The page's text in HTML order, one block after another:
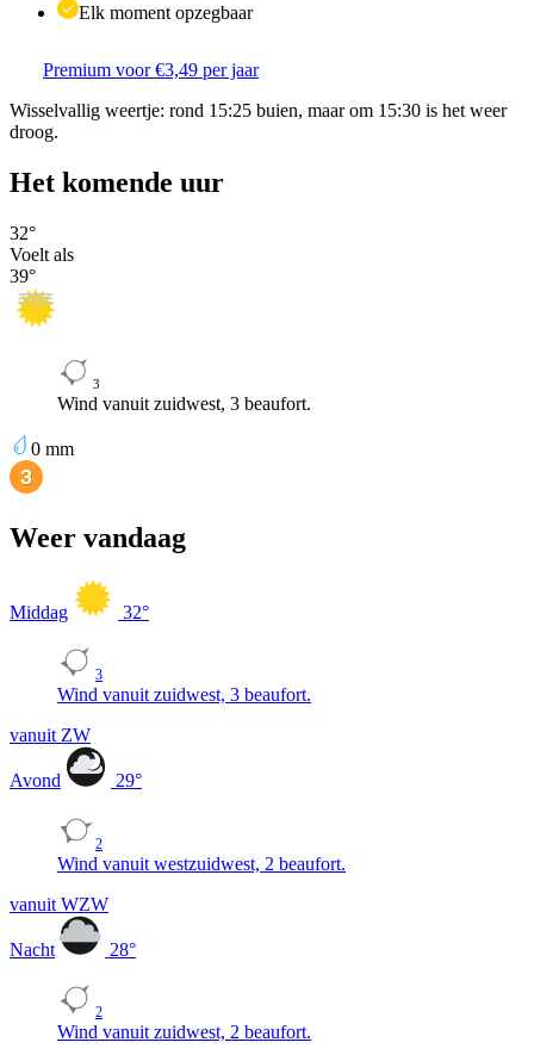
Elk moment opzegbaar
Premium voor €3,49 per jaar
Wisselvallig weertje: rond 15:25 buien, maar om 15:30 is het weer
droog.
Het komende uur
32°
Voelt als
39°
3
Wind vanuit zuidwest, 3 beaufort.
0 mm
Weer vandaag
Middag 32°
3
Wind vanuit zuidwest, 3 beaufort.
vanuit ZW
Avond 29°
2
Wind vanuit westzuidwest, 2 beaufort.
vanuit WZW
Nacht 28°
2
Wind vanuit zuidwest, 2 beaufort.